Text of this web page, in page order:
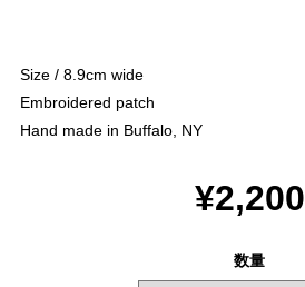
Size / 8.9cm wide
Embroidered patch
Hand made in Buffalo, NY
¥2,200
数量